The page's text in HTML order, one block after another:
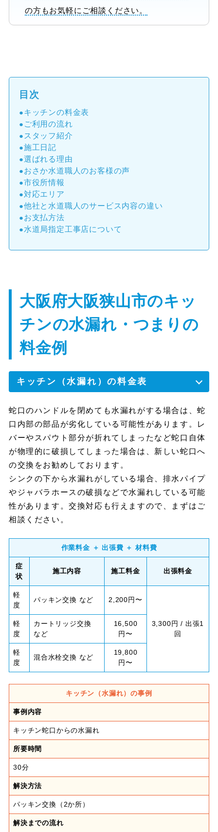
の方もお気軽にご相談ください。
目次
キッチンの料金表
ご利用の流れ
スタッフ紹介
施工日記
選ばれる理由
おさか水道職人のお客様の声
市役所情報
対応エリア
他社と水道職人のサービス内容の違い
お支払方法
水道局指定工事店について
大阪府大阪狭山市のキッ
チンの水漏れ・つまりの
料金例
キッチン（水漏れ）の料金表
蛇口のハンドルを閉めても水漏れがする場合は、蛇
口内部の部品が劣化している可能性があります。レ
バーやスパウト部分が折れてしまったなど蛇口自体
が物理的に破損してしまった場合は、新しい蛇口へ
の交換をお勧めしております。
シンクの下から水漏れがしている場合、排水パイプ
やジャバラホースの破損などで水漏れしている可能
性があります。交換対応も行えますので、まずはご
相談ください。
作業料金 ＋ 出張費 ＋ 材料費
症
状
施工内容 施工料金 出張料金
軽
度
パッキン交換 など 2,200円〜
3,300円 / 出張1
回
軽
度
カートリッジ交換
など
16,500
円〜
軽
度
混合水栓交換 など
19,800
円〜
キッチン（水漏れ）の事例
事例内容
キッチン蛇口からの水漏れ
所要時間
30分
解決方法
パッキン交換（2か所）
解決までの流れ